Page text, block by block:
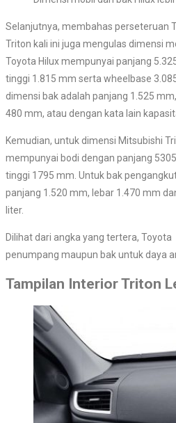
Selanjutnya, membahas perseteruan
Triton kali ini juga mengulas dimensi
Toyota Hilux mempunyai panjang
tinggi 1.815 mm serta wheelbase
dimensi bak adalah panjang 1.525
480 mm, atau dengan kata lain
Kemudian, untuk dimensi Mitsubishi
mempunyai bodi dengan panjang
tinggi 1795 mm. Untuk bak
panjang 1.520 mm, lebar 1.470 mm
liter.
Dilihat dari angka yang tertera,
penumpang maupun bak untuk daya
Tampilan Interior Triton